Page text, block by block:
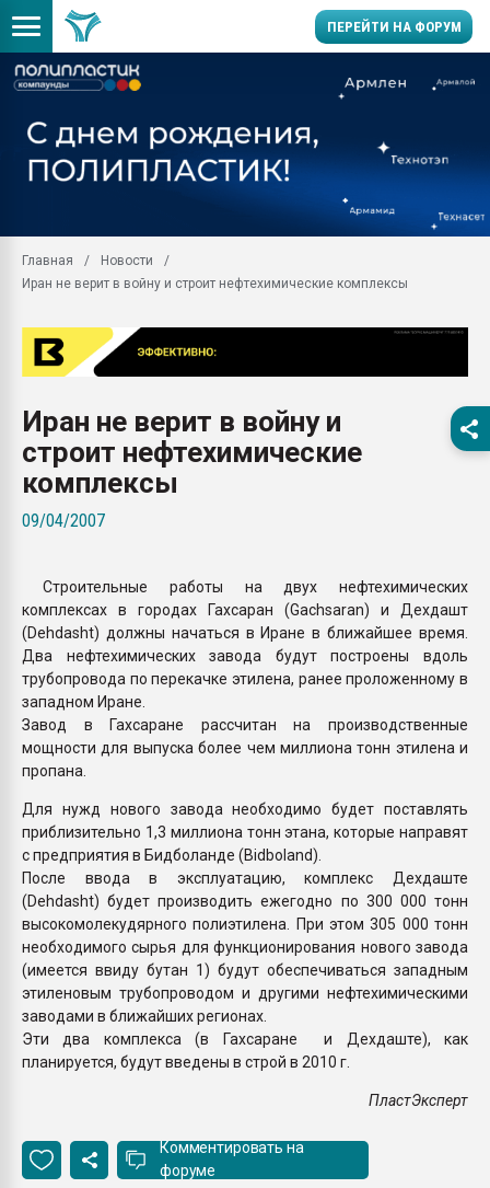
ПЕРЕЙТИ НА ФОРУМ
заводу пластмасс"
28.07.2026
пластмасс
28.07.2026
ПЕРЕЙТИ НА
Главная
Новости
Иран не верит в войну и строит нефтехимические комплексы
Иран не верит в войну и
строит нефтехимические
комплексы
09/04/2007
Строительные работы на двух нефтехимических
комплексах в городах Гахсаран (Gachsaran) и Дехдашт
(Dehdasht) должны начаться в Иране в ближайшее время.
Два нефтехимических завода будут построены вдоль
трубопровода по перекачке этилена, ранее проложенному в
западном Иране.
Завод в Гахсаране рассчитан на производственные
мощности для выпуска более чем миллиона тонн этилена и
пропана.
Для нужд нового завода необходимо будет поставлять
приблизительно 1,3 миллиона тонн этана, которые направят
с предприятия в Бидболанде (Bidboland).
После ввода в эксплуатацию, комплекс Дехдаште
(Dehdasht) будет производить ежегодно по 300 000 тонн
высокомолекудярного полиэтилена. При этом 305 000 тонн
необходимого сырья для функционирования нового завода
(имеется ввиду бутан 1) будут обеспечиваться западным
этиленовым трубопроводом и другими нефтехимическими
заводами в ближайших регионах.
Эти два комплекса (в Гахсаране и Дехдаште), как
планируется, будут введены в строй в 2010 г.
ПластЭксперт
Комментировать на
форуме